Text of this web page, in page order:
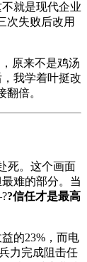
就是现代企业
次失败后改用
原来不是鸡汤
我学着叶挺改
倍。
死。这个画面
难的部分。当
?信任才是最高
的23%，而电
力完成阻击任